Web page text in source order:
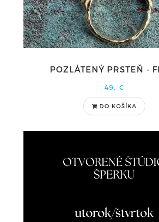
POZLÁTENÝ PRSTEŇ -
49,-€
DO KOŠÍKA